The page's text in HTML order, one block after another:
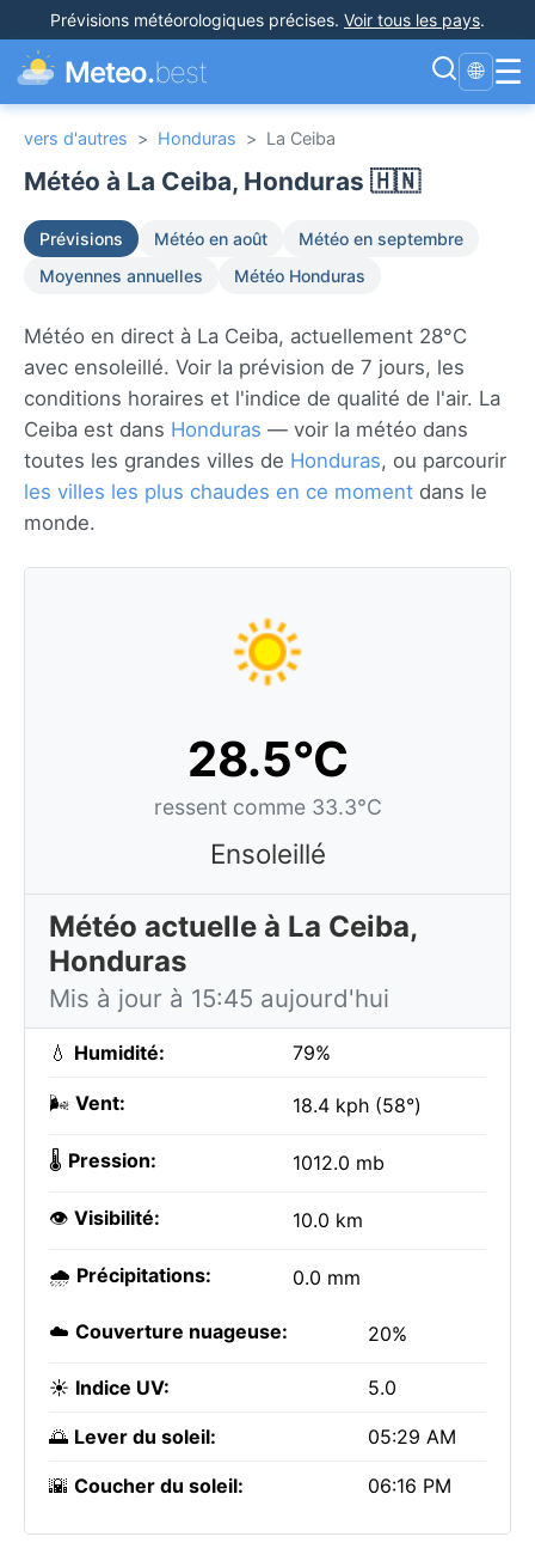
Prévisions météorologiques précises. Voir tous les pays.
Meteo.best 🌐 ☰
vers d'autres > Honduras > La Ceiba
Météo à La Ceiba, Honduras 🇭🇳
Prévisions Météo en août
Météo en septembre
Moyennes annuelles
Météo Honduras
Météo en direct à La Ceiba, actuellement 28°C
avec ensoleillé. Voir la prévision de 7 jours, les
conditions horaires et l'indice de qualité de l'air. La
Ceiba est dans Honduras — voir la météo dans
toutes les grandes villes de Honduras, ou parcourir
les villes les plus chaudes en ce moment dans le
monde.
28.5°C
ressent comme 33.3°C
Ensoleillé
Météo actuelle à La Ceiba,
Honduras
Mis à jour à 15:45 aujourd'hui
💧 Humidité: 79%
🌬️ Vent: 18.4 kph (58°)
🌡️ Pression: 1012.0 mb
👁️ Visibilité: 10.0 km
🌧️ Précipitations: 0.0 mm
☁️ Couverture nuageuse: 20%
☀️ Indice UV: 5.0
🌅 Lever du soleil: 05:29 AM
🌇 Coucher du soleil: 06:16 PM